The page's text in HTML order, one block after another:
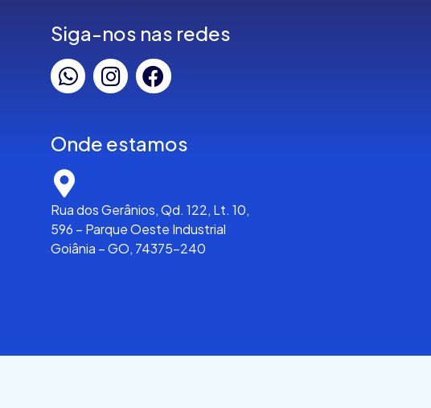
Siga-nos nas redes
Onde estamos
Rua dos Gerânios, Qd. 122, Lt. 10,
596 – Parque Oeste Industrial
Goiânia – GO, 74375-240